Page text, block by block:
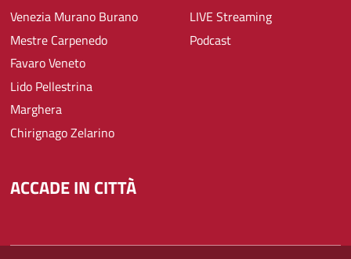
Venezia Murano Burano
Mestre Carpenedo
Favaro Veneto
Lido Pellestrina
Marghera
Chirignago Zelarino
LIVE Streaming
Podcast
ACCADE IN CITTÀ